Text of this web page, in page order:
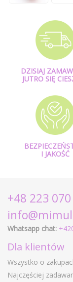
DZISIAJ
JUTRO SIĘ
I JAKOŚĆ
+48 223
Whatsapp chat:
Dla klientów
Wszystko o
Najczęściej